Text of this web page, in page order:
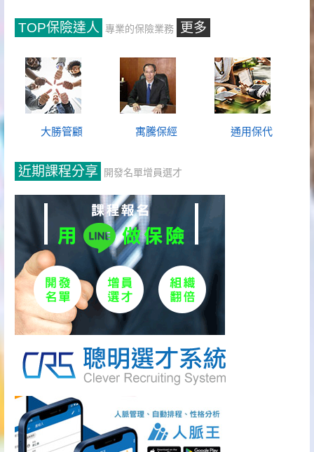
TOP保險達人 專業的保險業務 更多
大勝管顧 寓騰保經 通用保代
近期課程分享 開發名單增員選才